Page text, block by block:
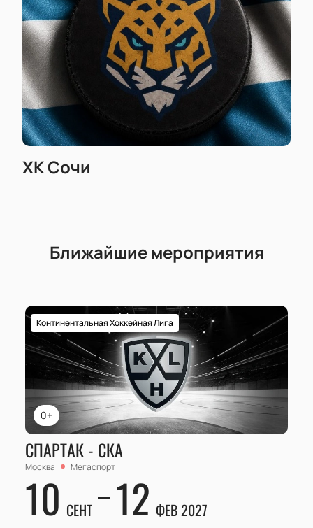
ХК Сочи
Ближайшие мероприятия
0+
Континентальная Хоккейная Лига
СПАРТАК - СКА
Москва Мегаспорт
10 СЕНТ 12 ФЕВ 2027